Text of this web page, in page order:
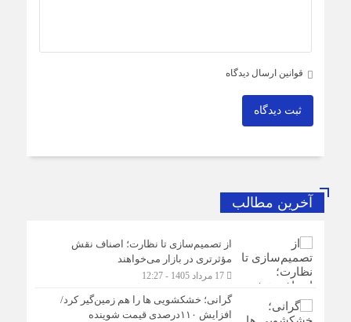
قوانین ارسال دیدگاه
ثبت دیدگاه
آخرین مطالب
از تصمیم‌سازی تا نظارت؛ اصناف نقش
مؤثرتری در بازار می‌خواهند
17 مرداد 1405 - 12:27
گرانی؛ خشکشویی‌ ها را هم زمین‌گیر کرد/
افزایش ۱۱۰درصدی قیمت شوینده